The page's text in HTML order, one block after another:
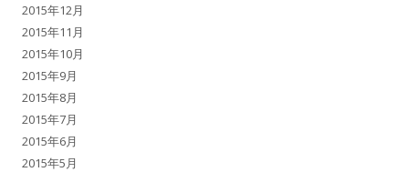
2015年12月
2015年11月
2015年10月
2015年9月
2015年8月
2015年7月
2015年6月
2015年5月